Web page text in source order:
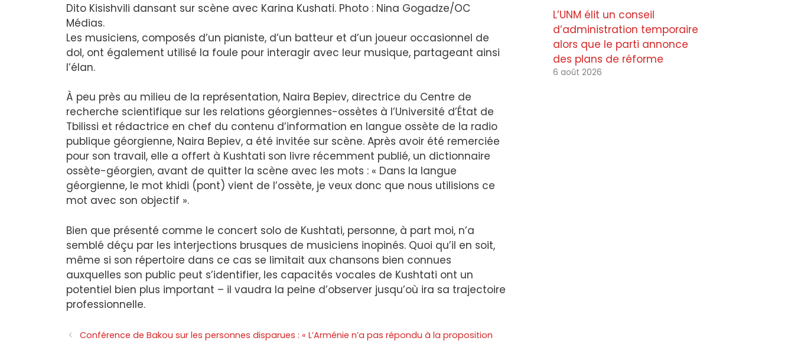
Dito Kisishvili dansant sur scène avec Karina Kushati. Photo : Nina Gogadze/OC
Médias.
Les musiciens, composés d’un pianiste, d’un batteur et d’un joueur occasionnel de
dol, ont également utilisé la foule pour interagir avec leur musique, partageant ainsi
l’élan.
À peu près au milieu de la représentation, Naira Bepiev, directrice du Centre de
recherche scientifique sur les relations géorgiennes-ossètes à l’Université d’État de
Tbilissi et rédactrice en chef du contenu d’information en langue ossète de la radio
publique géorgienne, Naira Bepiev, a été invitée sur scène. Après avoir été remerciée
pour son travail, elle a offert à Kushtati son livre récemment publié, un dictionnaire
ossète-géorgien, avant de quitter la scène avec les mots : « Dans la langue
géorgienne, le mot khidi (pont) vient de l’ossète, je veux donc que nous utilisions ce
mot avec son objectif ».
Bien que présenté comme le concert solo de Kushtati, personne, à part moi, n’a
semblé déçu par les interjections brusques de musiciens inopinés. Quoi qu’il en soit,
même si son répertoire dans ce cas se limitait aux chansons bien connues
auxquelles son public peut s’identifier, les capacités vocales de Kushtati ont un
potentiel bien plus important – il vaudra la peine d’observer jusqu’où ira sa trajectoire
professionnelle.
Conférence de Bakou sur les personnes disparues : « L’Arménie n’a pas répondu à la proposition
L’UNM élit un conseil
d’administration temporaire
alors que le parti annonce
des plans de réforme
6 août 2026